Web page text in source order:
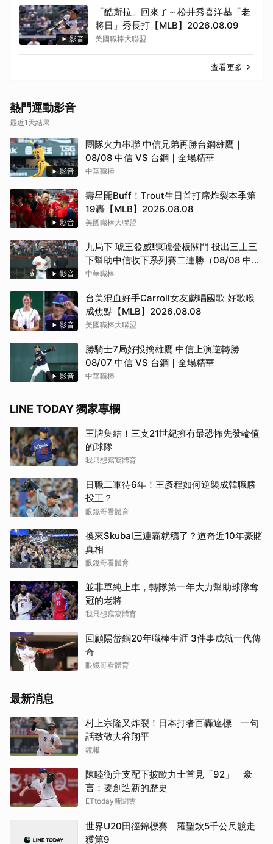
影音
「酷斯拉」回來了～松井秀喜洋基「老
將日」秀長打【MLB】2026.08.09
美國職棒大聯盟
查看更多
熱門運動影音
最近1天結果
影音
團隊火力串聯 中信兄弟再勝台鋼雄鷹｜
08/08 中信 VS 台鋼｜全場精華
中華職棒
影音
壽星開Buff！Trout生日首打席炸裂本季第
19轟【MLB】2026.08.08
美國職棒大聯盟
影音
九局下 琥王發威!陳琥登板關門 投出三上三
下幫助中信收下系列賽二連勝（08/08 中信
VS 台鋼）
中華職棒
影音
台美混血好手Carroll女友獻唱國歌 好歌喉
成焦點【MLB】2026.08.08
美國職棒大聯盟
影音
勝騎士7局好投擒雄鷹 中信上演逆轉勝｜
08/07 中信 VS 台鋼｜全場精華
中華職棒
LINE TODAY 獨家專欄
王牌集結！三支21世紀擁有最恐怖先發輪值
的球隊
我只想寫寫體育
日職二軍待6年！王彥程如何逆襲成韓職勝
投王？
眼鏡哥看體育
換來Skubal三連霸就穩了？道奇近10年豪賭
真相
眼鏡哥看體育
並非單純上車，轉隊第一年大力幫助球隊奪
冠的老將
我只想寫寫體育
回顧陽岱鋼20年職棒生涯 3件事成就一代傳
奇
眼鏡哥看體育
最新消息
村上宗隆又炸裂！日本打者百轟達標 一句
話致敬大谷翔平
鏡報
陳睦衡升支配下披歐力士首見「92」 豪
言：要創造新的歷史
ETtoday新聞雲
世界U20田徑錦標賽 羅聖欽5千公尺競走
獲第9